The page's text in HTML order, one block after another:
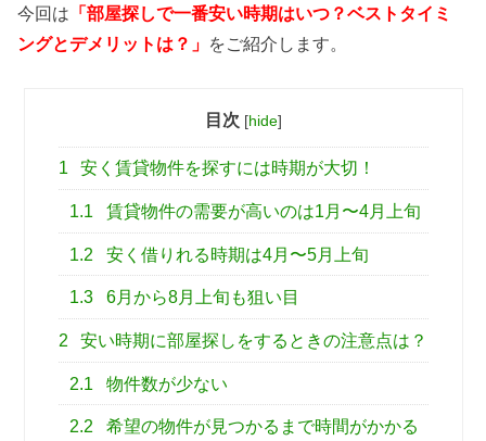
今回は 「部屋探しで一番安い時期はいつ？ベストタイミ
ングとデメリットは？」 をご紹介します。
目次 [hide]
1 安く賃貸物件を探すには時期が大切！
1.1 賃貸物件の需要が高いのは1月〜4月上旬
1.2 安く借りれる時期は4月〜5月上旬
1.3 6月から8月上旬も狙い目
2 安い時期に部屋探しをするときの注意点は？
2.1 物件数が少ない
2.2 希望の物件が見つかるまで時間がかかる